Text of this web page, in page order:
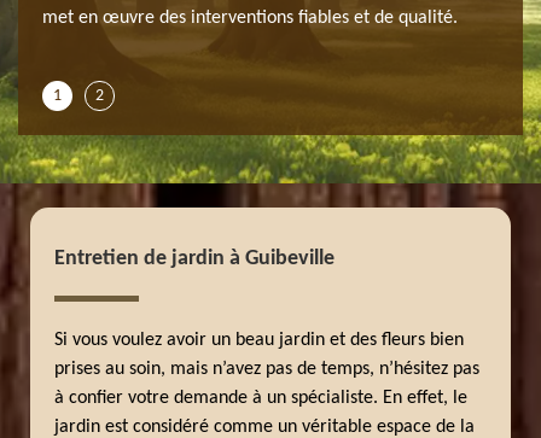
met en œuvre des interventions fiables et de qualité.
1 2
Entretien de jardin à Guibeville
Si vous voulez avoir un beau jardin et des fleurs bien
prises au soin, mais n’avez pas de temps, n’hésitez pas
à confier votre demande à un spécialiste. En effet, le
jardin est considéré comme un véritable espace de la